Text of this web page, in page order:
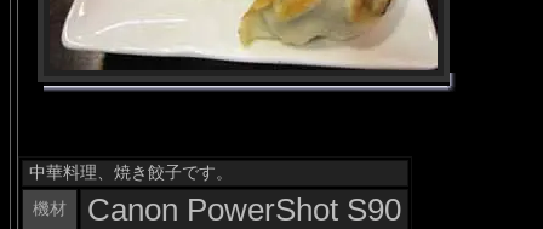
中華料理、焼き餃子です。
機材
Canon PowerShot S90